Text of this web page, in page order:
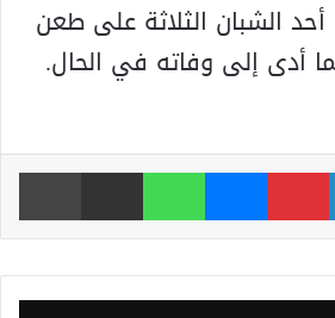
الشبان الثلاثة على طعن
أدى إلى وفاته في الحال.
لينكدإن بينتيريست ماسنجر واتساب مشاركة عبر البريد